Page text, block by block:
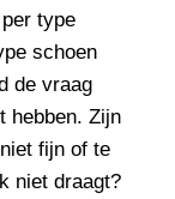
type
schoen
de vraag
hebben. Zijn
fijn of te
niet draagt?